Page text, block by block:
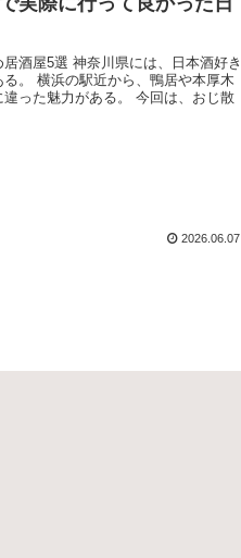
酒屋5選 神奈川県には、日本酒好き
。 横浜の駅近から、鴨居や本厚木
った魅力がある。 今回は、おじ散
2026.06.07